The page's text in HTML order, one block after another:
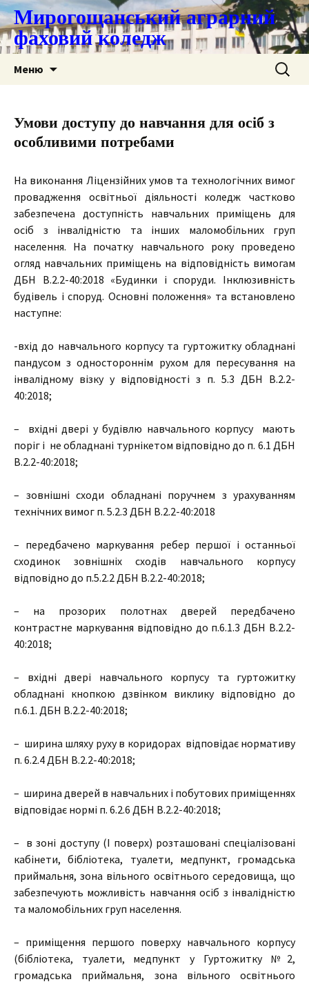
Мирогощанський аграрний
фаховий коледж
Меню Пошук:
Умови доступу до навчання для осіб з
особливими потребами
На виконання Ліцензійних умов та технологічних вимог
провадження освітньої діяльності коледж частково
забезпечена доступність навчальних приміщень для
осіб з інвалідністю та інших маломобільних груп
населення. На початку навчального року проведено
огляд навчальних приміщень на відповідність вимогам
ДБН В.2.2-40:2018 «Будинки і споруди. Інклюзивність
будівель і споруд. Основні положення» та встановлено
наступне:
-вхід до навчального корпусу та гуртожитку обладнані
пандусом з одностороннім рухом для пересування на
інвалідному візку у відповідності з п. 5.3 ДБН В.2.2-
40:2018;
– вхідні двері у будівлю навчального корпусу мають
поріг і не обладнані турнікетом відповідно до п. 6.1 ДБН
В.2.2-40:2018;
– зовнішні сходи обладнані поручнем з урахуванням
технічних вимог п. 5.2.3 ДБН В.2.2-40:2018
– передбачено маркування ребер першої і останньої
сходинок зовнішніх сходів навчального корпусу
відповідно до п.5.2.2 ДБН В.2.2-40:2018;
– на прозорих полотнах дверей передбачено
контрастне маркування відповідно до п.6.1.3 ДБН В.2.2-
40:2018;
– вхідні двері навчального корпусу та гуртожитку
обладнані кнопкою дзвінком виклику відповідно до
п.6.1. ДБН В.2.2-40:2018;
– ширина шляху руху в коридорах відповідає нормативу
п. 6.2.4 ДБН В.2.2-40:2018;
– ширина дверей в навчальних і побутових приміщеннях
відповідає нормі п. 6.2.6 ДБН В.2.2-40:2018;
– в зоні доступу (І поверх) розташовані спеціалізовані
кабінети, бібліотека, туалети, медпункт, громадська
приймальня, зона вільного освітнього середовища, що
забезпечують можливість навчання осіб з інвалідністю
та маломобільних груп населення.
– приміщення першого поверху навчального корпусу
(бібліотека, туалети, медпункт у Гуртожитку №2,
громадська приймальня, зона вільного освітнього